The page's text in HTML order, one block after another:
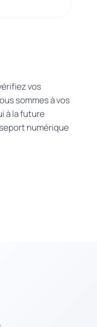
vos
sommes à vos
à la future
numérique